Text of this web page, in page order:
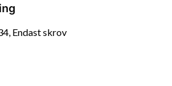
Endast skrov